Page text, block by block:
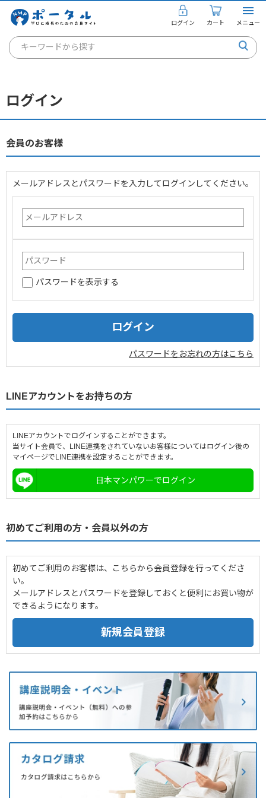
ログイン カート メニュー
キーワードから探す
通信講座
講座を探す
個人のお客様
法人のお客様
企業情報
採用情報
ログイン
会員のお客様
メールアドレスとパスワードを入力してログインしてください。
パスワードを表示する
パスワードをお忘れの方はこちら
LINEアカウントをお持ちの方
LINEアカウントでログインすることができます。
当サイト会員で、LINE連携をされていないお客様についてはログイン後の
マイページでLINE連携を設定することができます。
日本マンパワーでログイン
初めてご利用の方・会員以外の方
初めてご利用のお客様は、こちらから会員登録を行ってくださ
い。
メールアドレスとパスワードを登録しておくと便利にお買い物が
できるようになります。